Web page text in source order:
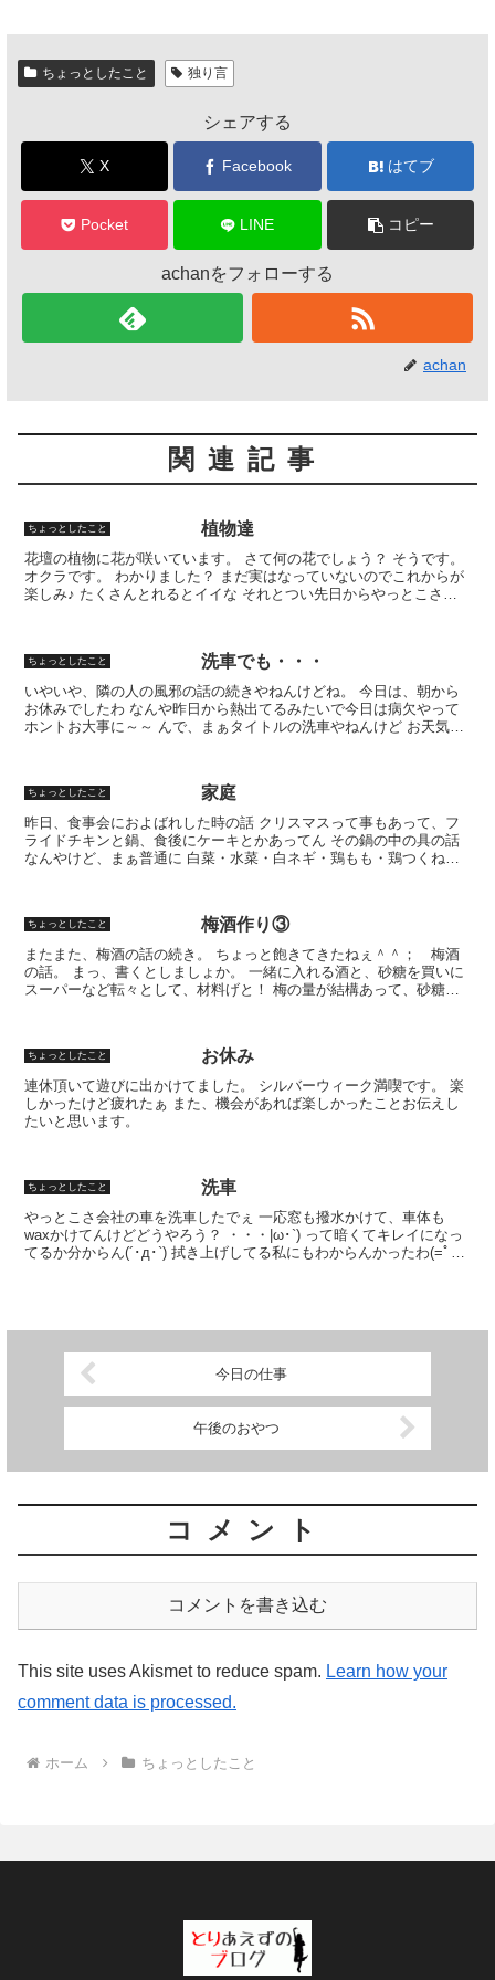
c
e
b
o
k
tt
er
e
ちょっとしたこと 独り言
シェアする
X Facebook はてブ
Pocket LINE コピー
achanをフォローする
achan
関連記事
ちょっとしたこと 植物達
花壇の植物に花が咲いています。 さて何の花でしょう？ そうです。
オクラです。 わかりました？ まだ実はなっていないのでこれからが
楽しみ♪ たくさんとれるとイイな それとつい先日からやっとこさ花
ちょっとしたこと 洗車でも・・・
いやいや、隣の人の風邪の話の続きやねんけどね。 今日は、朝から
お休みでしたわ なんや昨日から熱出てるみたいで今日は病欠やって
ホントお大事に～～ んで、まぁタイトルの洗車やねんけど お天気良
ちょっとしたこと 家庭
昨日、食事会におよばれした時の話 クリスマスって事もあって、フ
ライドチキンと鍋、食後にケーキとかあってん その鍋の中の具の話
なんやけど、まぁ普通に 白菜・水菜・白ネギ・鶏もも・鶏つくね・
ちょっとしたこと 梅酒作り③
またまた、梅酒の話の続き。 ちょっと飽きてきたねぇ＾＾； 梅酒
の話。 まっ、書くとしましょか。 一緒に入れる酒と、砂糖を買いに
スーパーなど転々として、材料げと！ 梅の量が結構あって、砂糖と
ちょっとしたこと お休み
連休頂いて遊びに出かけてました。 シルバーウィーク満喫です。 楽
しかったけど疲れたぁ また、機会があれば楽しかったことお伝えし
たいと思います。
ちょっとしたこと 洗車
やっとこさ会社の車を洗車したでぇ 一応窓も撥水かけて、車体も
waxかけてんけどどうやろう？ ・・・|ω･`) って暗くてキレイになっ
てるか分からん(´･д･`) 拭き上げしてる私にもわからんかったわ(=ﾟ
今日の仕事
午後のおやつ
コメント
コメントを書き込む
This site uses Akismet to reduce spam. Learn how your
comment data is processed.
ホーム ちょっとしたこと